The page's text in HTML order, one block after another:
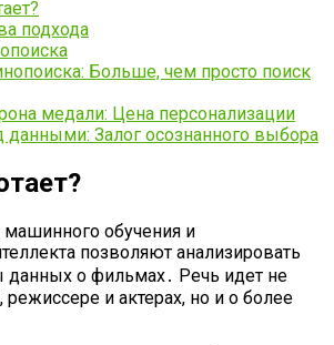
подхода
Больше, чем просто поиск
медали: Цена персонализации
данными: Залог осознанного выбора
обучения и
позволяют анализировать
о фильмах․ Речь идет не
режиссере и актерах, но и о более